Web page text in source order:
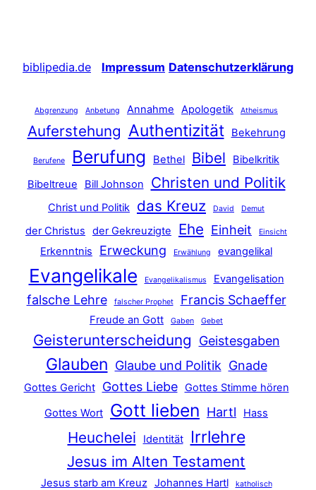
biblipedia.de Impressum Datenschutzerklärung
Abgrenzung Anbetung Annahme Apologetik Atheismus
Auferstehung Authentizität Bekehrung
Berufene Berufung Bethel Bibel
Bibelkritik
Bibeltreue
Bill Johnson Christen und Politik
Christ und Politik das Kreuz David Demut
der Christus der Gekreuzigte Ehe Einheit Einsicht
Erkenntnis Erweckung Erwählung evangelikal
Evangelikale Evangelikalismus Evangelisation
falsche Lehre falscher Prophet Francis Schaeffer
Freude an Gott Gaben Gebet
Geisterunterscheidung Geistesgaben
Glauben Glaube und Politik Gnade
Gottes Gericht Gottes Liebe Gottes Stimme hören
Gottes Wort
Gott lieben Hartl Hass
Heuchelei Identität Irrlehre
Jesus im Alten Testament
Jesus starb am Kreuz Johannes Hartl katholisch